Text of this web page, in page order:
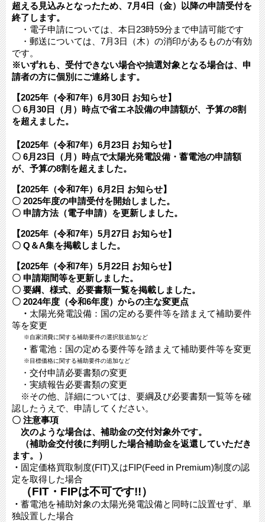
超える見込みとなったため、7月4日（金）以降の申請受付を
終了します。
・電子申請については、本日23時59分まで申請可能です
・郵送については、7月3日（木）の消印があるものが有効
です。
※いずれも、受付できない場合や抽選対象となる場合は、申
請者の方に個別にご連絡します。
【2025年（令和7年）6月30日 お知らせ】
〇 6月30日（月）時点で省エネ設備の申請額が、予算の8割
を超えました。
【2025年（令和7年）6月23日 お知らせ】
〇 6月23日（月）時点で太陽光発電設備・蓄電池の申請額
が、予算の8割を超えました。
【2025年（令和7年）6月2日 お知らせ】
〇 2025年度の申請受付を開始しました。
〇 申請方法（電子申請）を更新しました。
【2025年（令和7年）5月27日 お知らせ】
〇 Q＆A集を掲載しました。
【2025年（令和7年）5月22日 お知らせ】
〇 申請期間等を更新しました。
〇 要綱、様式、必要書類一覧を掲載しました。
〇 2024年度（令和6年度）からの主な変更点
・ 太陽光発電設備：国の定める要件等を踏まえて補助要件
等を変更
※自家消費に関する補助要件の選択肢追加など​
・ 蓄電池：国の定める要件等を踏まえて補助要件等を変更
※目標価格に関する補助要件の追加など
・交付申請必要書類の変更
・実績報告必要書類の変更
※その他、詳細については、要綱及び必要書類一覧等を確
認したうえで、申請してください。
〇 注意事項
次のような場合は、補助金の交付対象外です。
（補助金交付後に判明した場合補助金を返還していただき
ます。）
・ 固定価格買取制度(FIT)又はFIP(Feed in Premium)制度の認
定を取得した場合
（FIT・FIPは不可です!!）
・ 蓄電池を補助対象の太陽光発電設備と同時に設置せず、単
独設置した場合